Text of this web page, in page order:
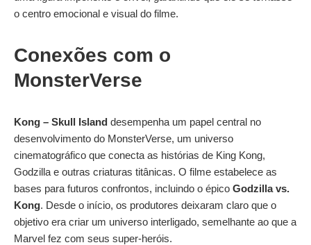
o centro emocional e visual do filme.
Conexões com o
MonsterVerse
Kong – Skull Island desempenha um papel central no
desenvolvimento do MonsterVerse, um universo
cinematográfico que conecta as histórias de King Kong,
Godzilla e outras criaturas titânicas. O filme estabelece as
bases para futuros confrontos, incluindo o épico Godzilla vs.
Kong. Desde o início, os produtores deixaram claro que o
objetivo era criar um universo interligado, semelhante ao que a
Marvel fez com seus super-heróis.